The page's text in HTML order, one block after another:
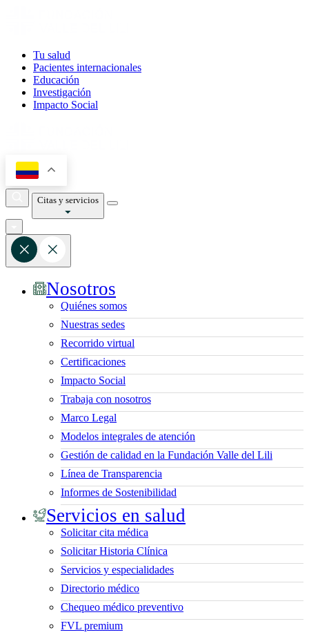
Tu salud
Pacientes internacionales
Educación
Investigación
Impacto Social
Citas y servicios
Nosotros
Quiénes somos
Nuestras sedes
Recorrido virtual
Certificaciones
Impacto Social
Trabaja con nosotros
Marco Legal
Modelos integrales de atención
Gestión de calidad en la Fundación Valle del Lili
Línea de Transparencia
Informes de Sostenibilidad
Servicios en salud
Solicitar cita médica
Solicitar Historia Clínica
Servicios y especialidades
Directorio médico
Chequeo médico preventivo
FVL premium